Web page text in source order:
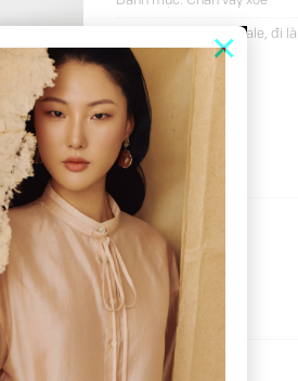
×
chân váy sale, đi
ĐÁNH GIÁ (121)